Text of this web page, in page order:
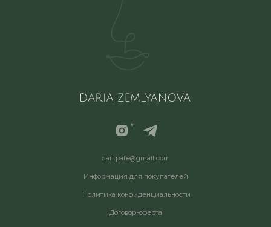
*
Политика конфиденциальности
Договор-оферта
Информация для покупателей
dari.pate@gmail.com